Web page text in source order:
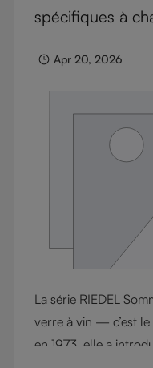
with the release of
generations, ideas,
spécifiques à
Apr 20, 2026
La série RIEDEL
verre à vin — c’est
en 1973, elle a